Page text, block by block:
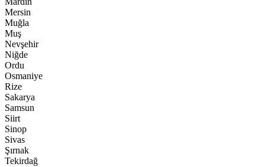
Mersin
Muğla
Muş
Nevşehir
Niğde
Ordu
Osmaniye
Rize
Sakarya
Samsun
Siirt
Sinop
Sivas
Şırnak
Tekirdağ